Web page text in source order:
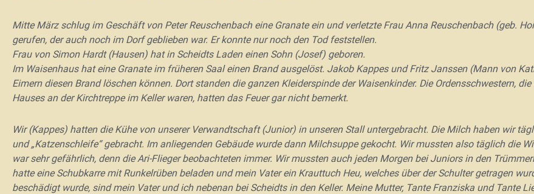
Mitte März schlug im Geschäft von Peter Reuschenbach eine Granate ein und verletzte Frau Anna Reuschenbach (geb.
gerufen, der auch noch im Dorf geblieben war. Er konnte nur noch den Tod feststellen.
Frau von Simon Hardt (Hausen) hat in Scheidts Laden einen Sohn (Josef) geboren.
Im Waisenhaus hat eine Granate im früheren Saal einen Brand ausgelöst. Jakob Kappes und Fritz Janssen (Mann von
Eimern diesen Brand löschen können. Dort standen die ganzen Kleiderspinde der Waisenkinder. Die Ordensschwestern,
Hauses an der Kirchtreppe im Keller waren, hatten das Feuer gar nicht bemerkt.
Wir (Kappes) hatten die Kühe von unserer Verwandtschaft (Junior) in unseren Stall untergebracht. Die Milch haben wir
und „Katzenschleife“ gebracht. Im anliegenden Gebäude wurde dann Milchsuppe gekocht. Wir mussten also täglich die
war sehr gefährlich, denn die Ari-Flieger beobachteten immer. Wir mussten auch jeden Morgen bei Juniors in den
hatte eine Schubkarre mit Runkelrüben beladen und mein Vater ein Krauttuch Heu, welches über der Schulter getragen
beschädigt wurde, sind mein Vater und ich nebenan bei Scheidts in den Keller. Meine Mutter, Tante Franziska und Tante